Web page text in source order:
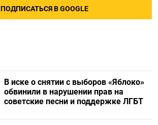
ПОДПИСАТЬСЯ В GOOGLE
В иске о снятии с выборов «Яблоко»
обвинили в нарушении прав на
советские песни и поддержке ЛГБТ